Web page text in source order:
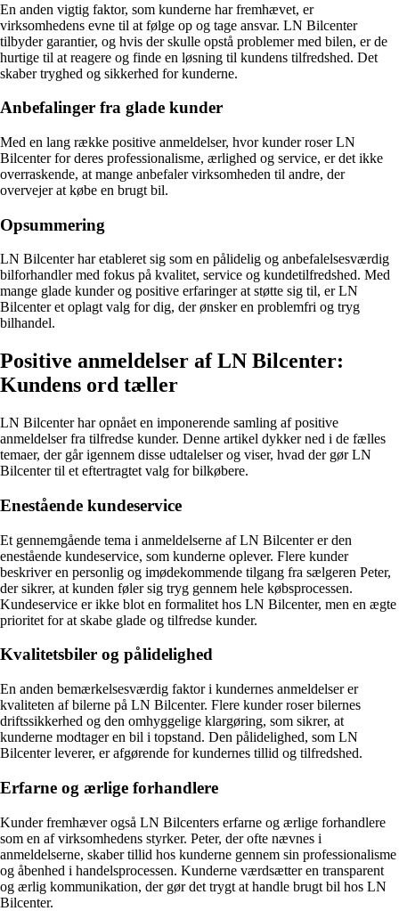
En anden vigtig faktor, som kunderne har fremhævet, er
virksomhedens evne til at følge op og tage ansvar. LN Bilcenter
tilbyder garantier, og hvis der skulle opstå problemer med bilen, er de
hurtige til at reagere og finde en løsning til kundens tilfredshed. Det
skaber tryghed og sikkerhed for kunderne.
Anbefalinger fra glade kunder
Med en lang række positive anmeldelser, hvor kunder roser LN
Bilcenter for deres professionalisme, ærlighed og service, er det ikke
overraskende, at mange anbefaler virksomheden til andre, der
overvejer at købe en brugt bil.
Opsummering
LN Bilcenter har etableret sig som en pålidelig og anbefalelsesværdig
bilforhandler med fokus på kvalitet, service og kundetilfredshed. Med
mange glade kunder og positive erfaringer at støtte sig til, er LN
Bilcenter et oplagt valg for dig, der ønsker en problemfri og tryg
bilhandel.
Positive anmeldelser af LN Bilcenter:
Kundens ord tæller
LN Bilcenter har opnået en imponerende samling af positive
anmeldelser fra tilfredse kunder. Denne artikel dykker ned i de fælles
temaer, der går igennem disse udtalelser og viser, hvad der gør LN
Bilcenter til et eftertragtet valg for bilkøbere.
Enestående kundeservice
Et gennemgående tema i anmeldelserne af LN Bilcenter er den
enestående kundeservice, som kunderne oplever. Flere kunder
beskriver en personlig og imødekommende tilgang fra sælgeren Peter,
der sikrer, at kunden føler sig tryg gennem hele købsprocessen.
Kundeservice er ikke blot en formalitet hos LN Bilcenter, men en ægte
prioritet for at skabe glade og tilfredse kunder.
Kvalitetsbiler og pålidelighed
En anden bemærkelsesværdig faktor i kundernes anmeldelser er
kvaliteten af bilerne på LN Bilcenter. Flere kunder roser bilernes
driftssikkerhed og den omhyggelige klargøring, som sikrer, at
kunderne modtager en bil i topstand. Den pålidelighed, som LN
Bilcenter leverer, er afgørende for kundernes tillid og tilfredshed.
Erfarne og ærlige forhandlere
Kunder fremhæver også LN Bilcenters erfarne og ærlige forhandlere
som en af virksomhedens styrker. Peter, der ofte nævnes i
anmeldelserne, skaber tillid hos kunderne gennem sin professionalisme
og åbenhed i handelsprocessen. Kunderne værdsætter en transparent
og ærlig kommunikation, der gør det trygt at handle brugt bil hos LN
Bilcenter.